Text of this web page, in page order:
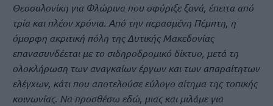
Θεσσαλονίκη για Φλώρινα που σφύριξε ξανά, έπειτα από
τρία και πλέον χρόνια. Από την περασμένη Πέμπτη, η
όμορφη ακριτική πόλη της Δυτικής Μακεδονίας
επανασυνδέεται με το σιδηροδρομικό δίκτυο, μετά τη
ολοκλήρωση των αναγκαίων έργων και των απαραίτητων
ελέγχων, κάτι που αποτελούσε εύλογο αίτημα της τοπικής
κοινωνίας. Να προσθέσω εδώ, μιας και μιλάμε για